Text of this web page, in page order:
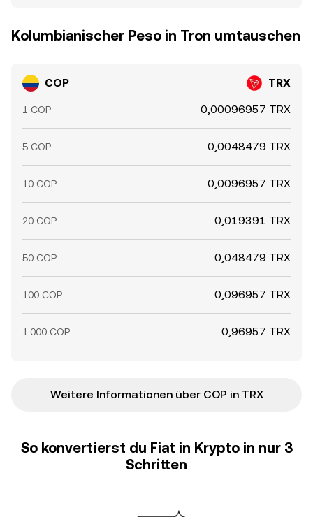
Kolumbianischer Peso in Tron umtauschen
COP TRX
1 COP 0,00096957 TRX
5 COP 0,0048479 TRX
10 COP 0,0096957 TRX
20 COP 0,019391 TRX
50 COP 0,048479 TRX
100 COP 0,096957 TRX
1.000 COP 0,96957 TRX
Weitere Informationen über COP in TRX
So konvertierst du Fiat in Krypto in nur 3
Schritten